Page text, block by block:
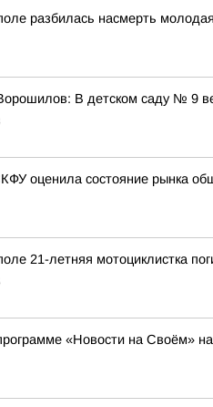
разбилась насмерть
В детском саду № 9
оценила состояние рынка
21-летняя мотоциклистка
«Новости на Своём» на